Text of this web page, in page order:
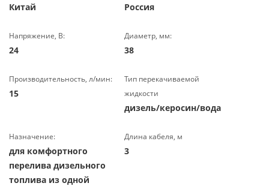
Китай Россия
Напряжение, В:
24
Диаметр, мм:
38
Производительность, л/мин:
15
Тип перекачиваемой
жидкости
дизель/керосин/вода
Назначение:
для комфортного
перелива дизельного
топлива из одной
Длина кабеля, м
3